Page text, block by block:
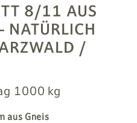
8/11 AUS
NATÜRLICH
/
1000 kg
aus Gneis